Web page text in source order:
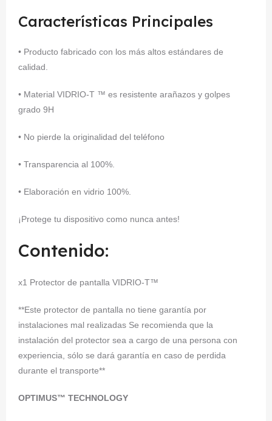
Características Principales
• Producto fabricado con los más altos estándares de
calidad.
• Material VIDRIO-T ™ es resistente arañazos y golpes
grado 9H
• No pierde la originalidad del teléfono
• Transparencia al 100%.
• Elaboración en vidrio 100%.
¡Protege tu dispositivo como nunca antes!
Contenido:
x1 Protector de pantalla VIDRIO-T™
**Este protector de pantalla no tiene garantía por
instalaciones mal realizadas Se recomienda que la
instalación del protector sea a cargo de una persona con
experiencia, sólo se dará garantía en caso de perdida
durante el transporte**
OPTIMUS™ TECHNOLOGY